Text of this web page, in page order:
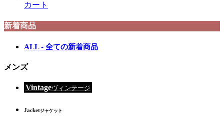
カート
新着商品
ALL - 全ての新着商品
メンズ
Vintageヴィンテージ
Jacketジャケット